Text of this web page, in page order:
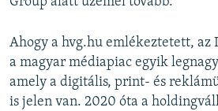
Ahogy a hvg.hu emlékeztetett,
a magyar médiapiac egyik
amely a digitális, print- és
is jelen van. 2020 óta a